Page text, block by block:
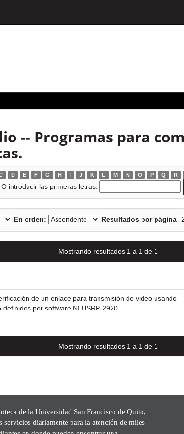
-- Programas para
D E F G H I J K L M N O P Q R
O introducir las primeras letras:
En orden: Resultados por página
Mostrando resultados 1 a 1 de 1
de un enlace para transmisión de video usando
definidos por software NI USRP-2920
Mostrando resultados 1 a 1 de 1
de la Universidad San Francisco de Quito,
servicios diariamente para la atención de miles